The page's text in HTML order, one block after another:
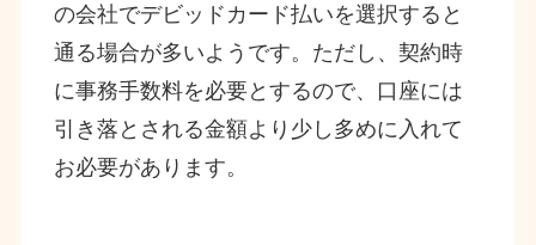
の会社でデビッドカード払いを選択すると
通る場合が多いようです。ただし、契約時
に事務手数料を必要とするので、口座には
引き落とされる金額より少し多めに入れて
お必要があります。